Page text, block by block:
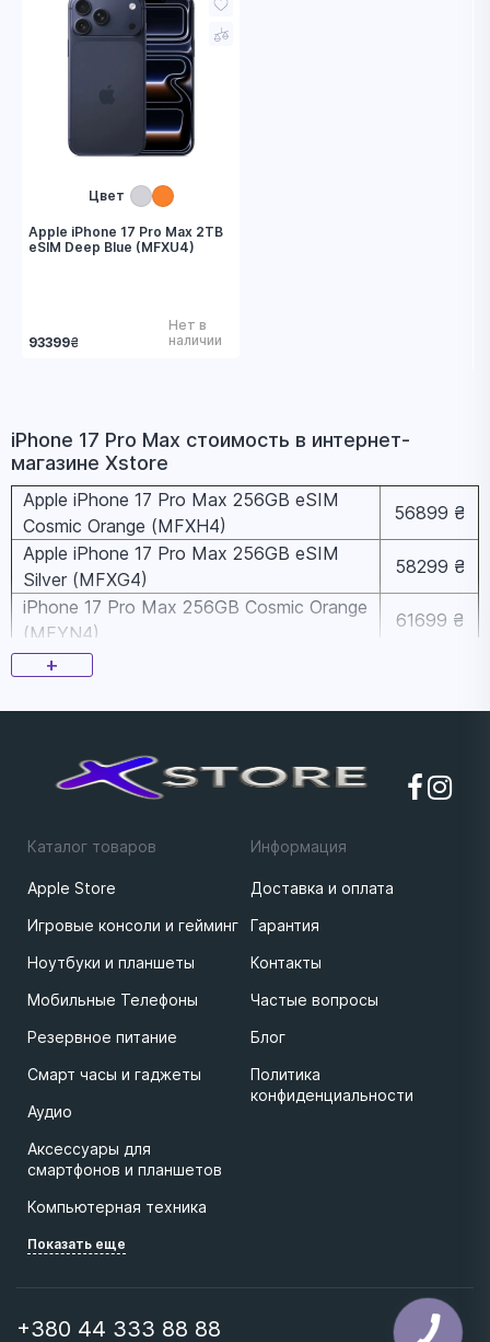
Цвет
Apple iPhone 17 Pro Max 2TB
eSIM Deep Blue (MFXU4)
93399₴
Нет в
наличии
iPhone 17 Pro Max стоимость в интернет-
магазине Xstore
Apple iPhone 17 Pro Max 256GB eSIM
Cosmic Orange (MFXH4)
56899 ₴
Apple iPhone 17 Pro Max 256GB eSIM
Silver (MFXG4)
58299 ₴
iPhone 17 Pro Max 256GB Cosmic Orange
(MFYN4)
61699 ₴
iPhone 17 Pro Max 256GB Deep Blue
Apple iPhone 17 Pro Max 512GB eSIM
Silver (MFXK4)
69099 ₴
+
Каталог товаров
Apple Store
Игровые консоли и гейминг
Ноутбуки и планшеты
Мобильные Телефоны
Резервное питание
Смарт часы и гаджеты
Аудио
Аксессуары для
смартфонов и планшетов
Компьютерная техника
Показать еще
Информация
Доставка и оплата
Гарантия
Контакты
Частые вопросы
Блог
Политика
конфиденциальности
+380 44 333 88 88